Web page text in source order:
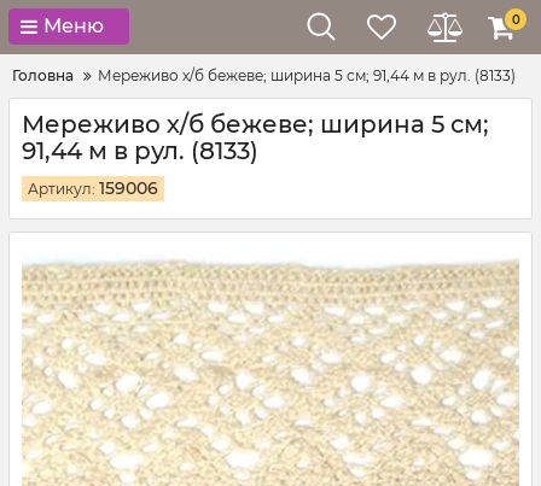
Меню 0
Головна Мереживо х/б бежеве; ширина 5 см; 91,44 м в рул. (8133)
Мереживо х/б бежеве; ширина 5 см;
91,44 м в рул. (8133)
Артикул: 159006